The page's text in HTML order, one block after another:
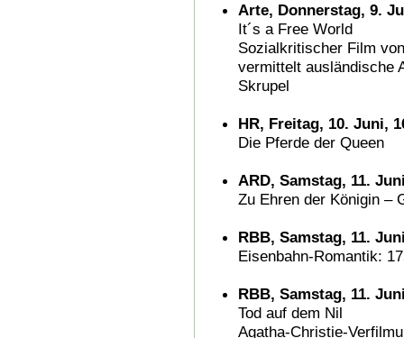
Arte, Donnerstag, 9.
It´s a Free World
Sozialkritischer Film
vermittelt ausländische
Skrupel
HR, Freitag, 10. Juni,
Die Pferde der Queen
ARD, Samstag, 11.
Zu Ehren der Königin –
RBB, Samstag, 11.
Eisenbahn-Romantik:
RBB, Samstag, 11.
Tod auf dem Nil
Agatha-Christie-